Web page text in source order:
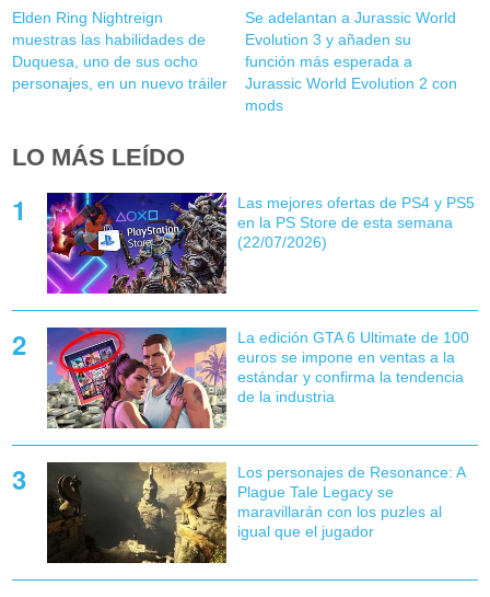
Elden Ring Nightreign
muestras las habilidades de
Duquesa, uno de sus ocho
personajes, en un nuevo tráiler
Se adelantan a Jurassic World
Evolution 3 y añaden su
función más esperada a
Jurassic World Evolution 2 con
mods
LO MÁS LEÍDO
Las mejores ofertas de PS4 y PS5
en la PS Store de esta semana
(22/07/2026)
La edición GTA 6 Ultimate de 100
euros se impone en ventas a la
estándar y confirma la tendencia
de la industria
Los personajes de Resonance: A
Plague Tale Legacy se
maravillarán con los puzles al
igual que el jugador